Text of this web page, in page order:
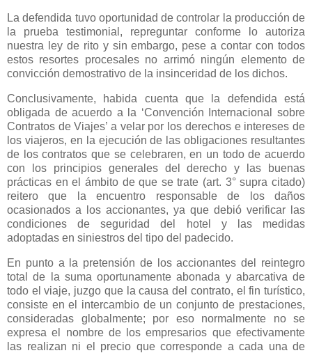
La defendida tuvo oportunidad de controlar la producción de
la prueba testimonial, repreguntar conforme lo autoriza
nuestra ley de rito y sin embargo, pese a contar con todos
estos resortes procesales no arrimó ningún elemento de
convicción demostrativo de la insinceridad de los dichos.
Conclusivamente, habida cuenta que la defendida está
obligada de acuerdo a la ‘Convención Internacional sobre
Contratos de Viajes’ a velar por los derechos e intereses de
los viajeros, en la ejecución de las obligaciones resultantes
de los contratos que se celebraren, en un todo de acuerdo
con los principios generales del derecho y las buenas
prácticas en el ámbito de que se trate (art. 3° supra citado)
reitero que la encuentro responsable de los daños
ocasionados a los accionantes, ya que debió verificar las
condiciones de seguridad del hotel y las medidas
adoptadas en siniestros del tipo del padecido.
En punto a la pretensión de los accionantes del reintegro
total de la suma oportunamente abonada y abarcativa de
todo el viaje, juzgo que la causa del contrato, el fin turístico,
consiste en el intercambio de un conjunto de prestaciones,
consideradas globalmente; por eso normalmente no se
expresa el nombre de los empresarios que efectivamente
las realizan ni el precio que corresponde a cada una de